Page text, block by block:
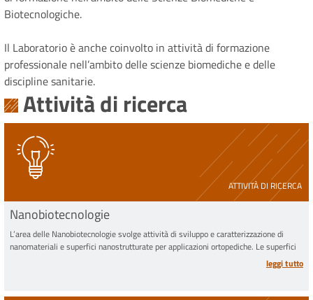
Biotecnologiche.
Il Laboratorio è anche coinvolto in attività di formazione
professionale nell’ambito delle scienze biomediche e delle
discipline sanitarie.
Attività di ricerca
ATTIVITÀ DI RICERCA
Nanobiotecnologie
L’area delle Nanobiotecnologie svolge attività di sviluppo e caratterizzazione di
nanomateriali e superfici nanostrutturate per applicazioni ortopediche. Le superfici
Pulsed Electron
Essa persegue quattro indirizzi principali.
leggi tutto